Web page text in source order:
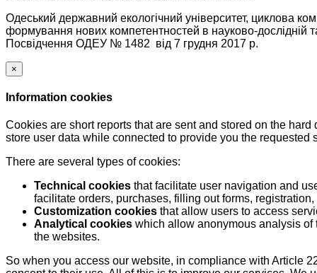
Одеський державний екологічний університет, циклова
формування нових компетентностей в науково-дослідній
Посвідчення ОДЕУ № 1482 від 7 грудня 2017 р.
×
Information cookies
Cookies are short reports that are sent and stored on the
store user data while connected to provide you the
There are several types of cookies:
Technical cookies that facilitate user navigation and
facilitate orders, purchases, filling out forms,
Customization cookies that allow users to access
Analytical cookies which allow anonymous analysis
the websites.
So when you access our website, in compliance with Article